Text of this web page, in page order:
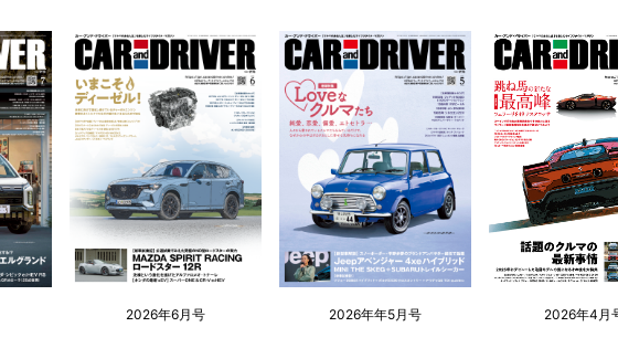
2026年6月号 2026年年5月号 2026年4月